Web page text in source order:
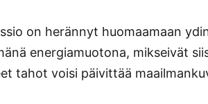
on herännyt huomaamaan
energiamuotona, mikseivät
tahot voisi päivittää